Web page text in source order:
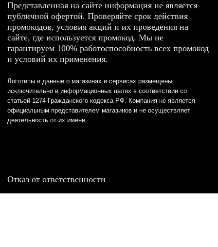
Представленная на сайте информация не является
публичной офертой. Проверяйте срок действия
промокодов, условия акций и их проведения на
сайте, где используется промокод. Мы не
гарантируем 100% работоспособность всех промокод
и условий их применения.
Логотипы и данные о магазинах и сервисах размещены
исключительно в информационных целях в соответствии со
статьей 1274 Гражданского кодекса РФ. Компания не является
официальным представителем магазинов и не осуществляет
деятельность от их имени.
Отказ от ответственности